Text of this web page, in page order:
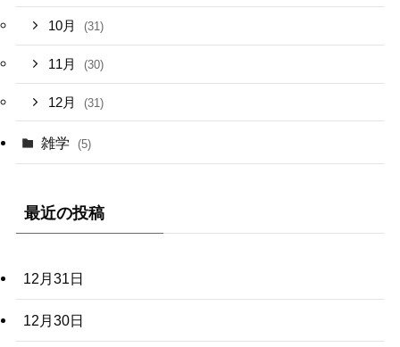
10月 (31)
11月 (30)
12月 (31)
雑学 (5)
最近の投稿
12月31日
12月30日